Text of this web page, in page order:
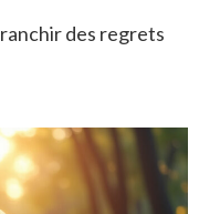
des regrets